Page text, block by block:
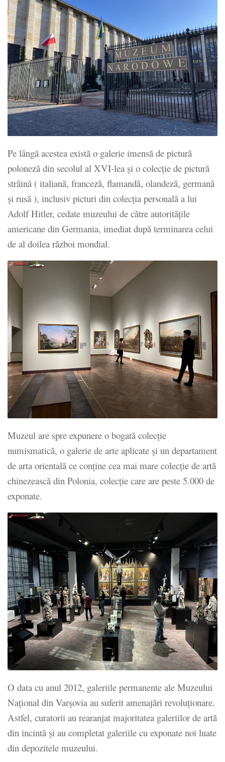
Pe lângă acestea există o galerie imensă de pictură
poloneză din secolul al XVI-lea și o colecție de pictură
străină ( italiană, franceză, flamandă, olandeză, germană
și rusă ), inclusiv picturi din colecția personală a lui
Adolf Hitler, cedate muzeului de către autoritățile
americane din Germania, imediat după terminarea celui
de al doilea război mondial.
Muzeul are spre expunere o bogată colecție
numismatică, o galerie de arte aplicate și un departament
de arta orientală ce conține cea mai mare colecție de artă
chinezească din Polonia, colecție care are peste 5.000 de
exponate.
O data cu anul 2012, galeriile permanente ale Muzeului
Național din Varșovia au suferit amenajări revoluționare.
Astfel, curatorii au rearanjat majoritatea galeriilor de artă
din incintă și au completat galeriile cu exponate noi luate
din depozitele muzeului.